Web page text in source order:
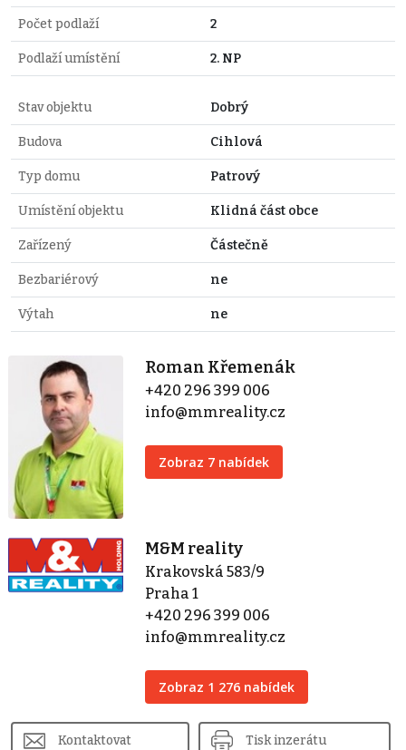
Počet podlaží 2
Podlaží umístění 2. NP
Stav objektu Dobrý
Budova Cihlová
Typ domu Patrový
Umístění objektu Klidná část obce
Zařízený Částečně
Bezbariérový ne
Výtah ne
Roman Křemenák
+420 296 399 006
info@mmreality.cz
Zobraz 7 nabídek
M&M reality
Krakovská 583/9
Praha 1
+420 296 399 006
info@mmreality.cz
Zobraz 1 276 nabídek
Kontaktovat Tisk inzerátu